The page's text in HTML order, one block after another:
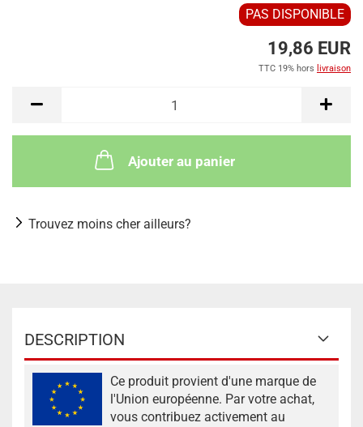
PAS DISPONIBLE
19,86 EUR
TTC 19% hors livraison
Ajouter au panier
Trouvez moins cher ailleurs?
DESCRIPTION
Ce produit provient d'une marque de
l'Union européenne. Par votre achat,
vous contribuez activement au